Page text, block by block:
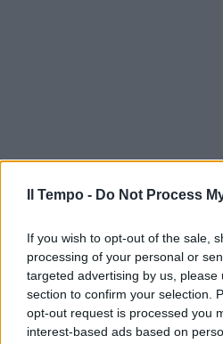
Il Tempo - Do Not Process
If you wish to opt-out of the sale,
processing of your personal or
targeted advertising by us, please
section to confirm your selection.
opt-out request is processed you
interest-based ads based on